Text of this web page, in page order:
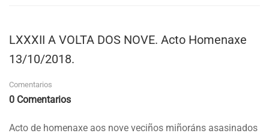
“A
DAS
EXPOSICIÓN
REXAS.
LXXXII A VOLTA DOS NOVE. Acto Homenaxe
13/10/2018.
Comentarios
0 Comentarios
Acto de homenaxe aos nove veciños miñoráns asasinados